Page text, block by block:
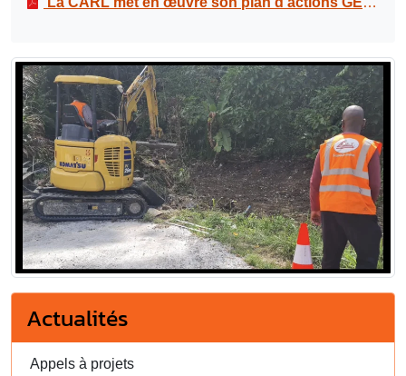
Actualités
Appels à projets